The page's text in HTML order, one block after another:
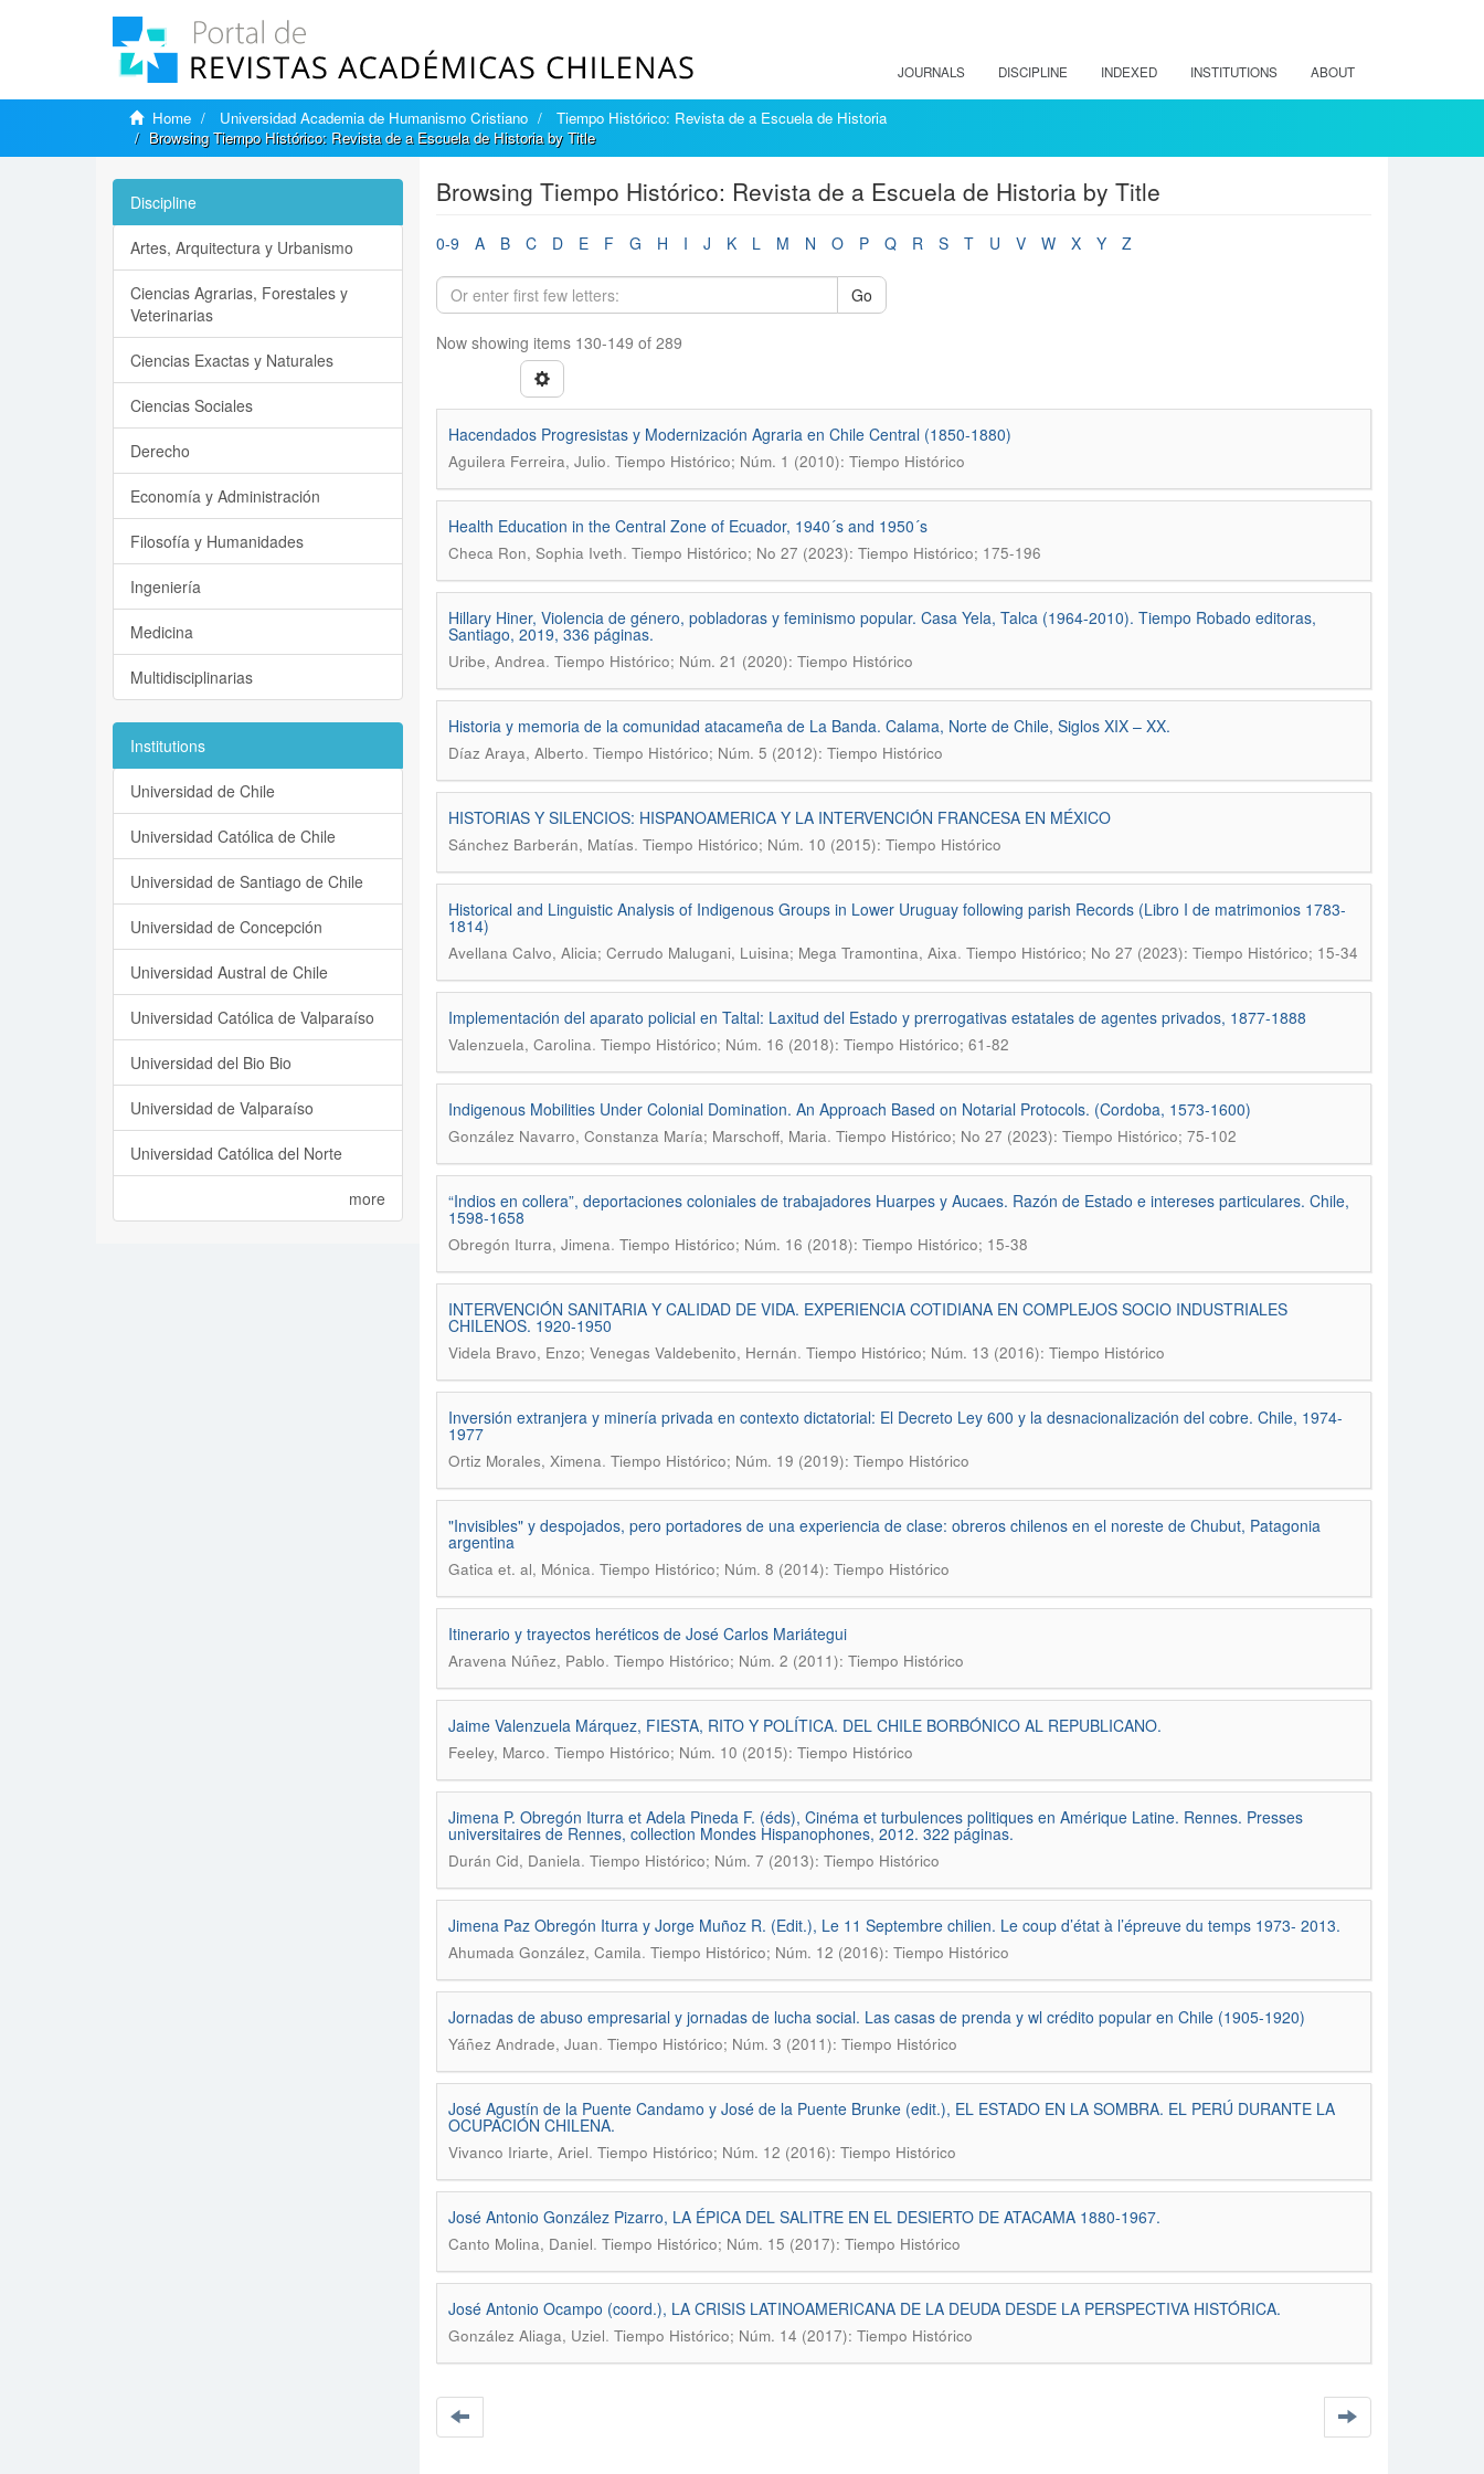
JOURNALS DISCIPLINE INDEXED INSTITUTIONS ABOUT
Home Universidad Academia de Humanismo Cristiano
Tiempo Histórico: Revista de a Escuela de Historia
Browsing Tiempo Histórico: Revista de a Escuela de Historia by Title
Browsing Tiempo Histórico: Revista de a Escuela de Historia by Title
0-9 A B C D E F G H I J K L M N O P Q R S T U V W X Y Z
Go
Now showing items 130-149 of 289
Hacendados Progresistas y Modernización Agraria en Chile Central (1850-1880)
Aguilera Ferreira, Julio. Tiempo Histórico; Núm. 1 (2010): Tiempo Histórico
Health Education in the Central Zone of Ecuador, 1940´s and 1950´s
Checa Ron, Sophia Iveth. Tiempo Histórico; No 27 (2023): Tiempo Histórico; 175-196
Hillary Hiner, Violencia de género, pobladoras y feminismo popular. Casa Yela, Talca (1964-2010). Tiempo Robado editoras,
Santiago, 2019, 336 páginas.
Uribe, Andrea. Tiempo Histórico; Núm. 21 (2020): Tiempo Histórico
Historia y memoria de la comunidad atacameña de La Banda. Calama, Norte de Chile, Siglos XIX – XX.
Díaz Araya, Alberto. Tiempo Histórico; Núm. 5 (2012): Tiempo Histórico
HISTORIAS Y SILENCIOS: HISPANOAMERICA Y LA INTERVENCIÓN FRANCESA EN MÉXICO
Sánchez Barberán, Matías. Tiempo Histórico; Núm. 10 (2015): Tiempo Histórico
Historical and Linguistic Analysis of Indigenous Groups in Lower Uruguay following parish Records (Libro I de matrimonios 1783-
1814)
Avellana Calvo, Alicia; Cerrudo Malugani, Luisina; Mega Tramontina, Aixa. Tiempo Histórico; No 27 (2023): Tiempo Histórico; 15-34
Implementación del aparato policial en Taltal: Laxitud del Estado y prerrogativas estatales de agentes privados, 1877-1888
Valenzuela, Carolina. Tiempo Histórico; Núm. 16 (2018): Tiempo Histórico; 61-82
Indigenous Mobilities Under Colonial Domination. An Approach Based on Notarial Protocols. (Cordoba, 1573-1600)
González Navarro, Constanza María; Marschoff, Maria. Tiempo Histórico; No 27 (2023): Tiempo Histórico; 75-102
“Indios en collera”, deportaciones coloniales de trabajadores Huarpes y Aucaes. Razón de Estado e intereses particulares. Chile,
1598-1658
Obregón Iturra, Jimena. Tiempo Histórico; Núm. 16 (2018): Tiempo Histórico; 15-38
INTERVENCIÓN SANITARIA Y CALIDAD DE VIDA. EXPERIENCIA COTIDIANA EN COMPLEJOS SOCIO INDUSTRIALES
CHILENOS. 1920-1950
Videla Bravo, Enzo; Venegas Valdebenito, Hernán. Tiempo Histórico; Núm. 13 (2016): Tiempo Histórico
Inversión extranjera y minería privada en contexto dictatorial: El Decreto Ley 600 y la desnacionalización del cobre. Chile, 1974-
1977
Ortiz Morales, Ximena. Tiempo Histórico; Núm. 19 (2019): Tiempo Histórico
"Invisibles" y despojados, pero portadores de una experiencia de clase: obreros chilenos en el noreste de Chubut, Patagonia
argentina
Gatica et. al, Mónica. Tiempo Histórico; Núm. 8 (2014): Tiempo Histórico
Itinerario y trayectos heréticos de José Carlos Mariátegui
Aravena Núñez, Pablo. Tiempo Histórico; Núm. 2 (2011): Tiempo Histórico
Jaime Valenzuela Márquez, FIESTA, RITO Y POLÍTICA. DEL CHILE BORBÓNICO AL REPUBLICANO.
Feeley, Marco. Tiempo Histórico; Núm. 10 (2015): Tiempo Histórico
Jimena P. Obregón Iturra et Adela Pineda F. (éds), Cinéma et turbulences politiques en Amérique Latine. Rennes. Presses
universitaires de Rennes, collection Mondes Hispanophones, 2012. 322 páginas.
Durán Cid, Daniela. Tiempo Histórico; Núm. 7 (2013): Tiempo Histórico
Jimena Paz Obregón Iturra y Jorge Muñoz R. (Edit.), Le 11 Septembre chilien. Le coup d’état à l’épreuve du temps 1973- 2013.
Ahumada González, Camila. Tiempo Histórico; Núm. 12 (2016): Tiempo Histórico
Jornadas de abuso empresarial y jornadas de lucha social. Las casas de prenda y wl crédito popular en Chile (1905-1920)
Yáñez Andrade, Juan. Tiempo Histórico; Núm. 3 (2011): Tiempo Histórico
José Agustín de la Puente Candamo y José de la Puente Brunke (edit.), EL ESTADO EN LA SOMBRA. EL PERÚ DURANTE LA
OCUPACIÓN CHILENA.
Vivanco Iriarte, Ariel. Tiempo Histórico; Núm. 12 (2016): Tiempo Histórico
José Antonio González Pizarro, LA ÉPICA DEL SALITRE EN EL DESIERTO DE ATACAMA 1880-1967.
Canto Molina, Daniel. Tiempo Histórico; Núm. 15 (2017): Tiempo Histórico
José Antonio Ocampo (coord.), LA CRISIS LATINOAMERICANA DE LA DEUDA DESDE LA PERSPECTIVA HISTÓRICA.
González Aliaga, Uziel. Tiempo Histórico; Núm. 14 (2017): Tiempo Histórico
Discipline
Artes, Arquitectura y Urbanismo
Ciencias Agrarias, Forestales y
Veterinarias
Ciencias Exactas y Naturales
Ciencias Sociales
Derecho
Economía y Administración
Filosofía y Humanidades
Ingeniería
Medicina
Multidisciplinarias
Institutions
Universidad de Chile
Universidad Católica de Chile
Universidad de Santiago de Chile
Universidad de Concepción
Universidad Austral de Chile
Universidad Católica de Valparaíso
Universidad del Bio Bio
Universidad de Valparaíso
Universidad Católica del Norte
more